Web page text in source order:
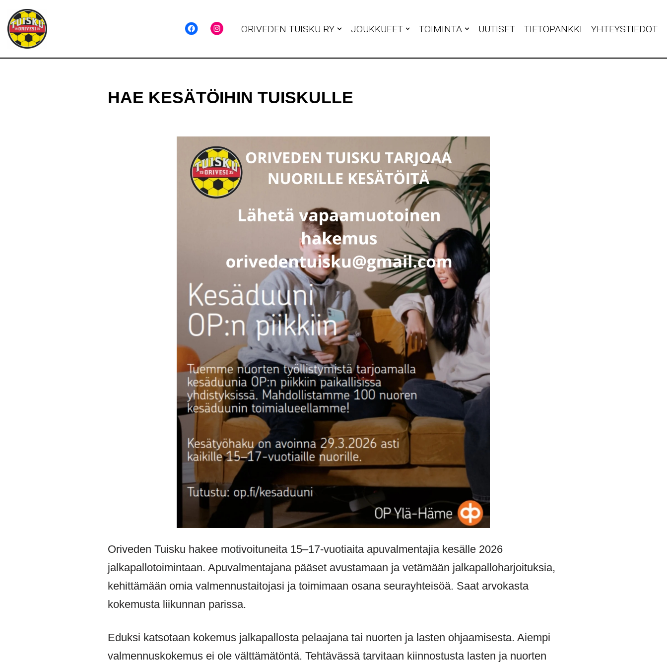
Siirry
suoraan
ORIVEDEN TUISKU RY JOUKKUEET TOIMINTA UUTISET TIETOPANKKI YHTEYSTIEDOT
HAE KESÄTÖIHIN TUISKULLE
Oriveden Tuisku hakee motivoituneita 15–17-vuotiaita apuvalmentajia kesälle 2026
jalkapallotoimintaan. Apuvalmentajana pääset avustamaan ja vetämään jalkapalloharjoituksia,
kehittämään omia valmennustaitojasi ja toimimaan osana seurayhteisöä. Saat arvokasta
kokemusta liikunnan parissa.
Eduksi katsotaan kokemus jalkapallosta pelaajana tai nuorten ja lasten ohjaamisesta. Aiempi
valmennuskokemus ei ole välttämätöntä. Tehtävässä tarvitaan kiinnostusta lasten ja nuorten